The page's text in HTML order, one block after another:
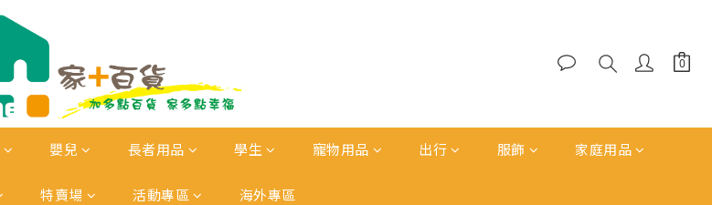
嬰兒 長者用品 學生 寵物用品 出行 服飾 家庭用品
特賣場 活動專區 海外專區